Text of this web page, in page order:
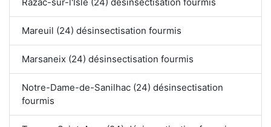
Mareuil (24) désinsectisation fourmis
Marsaneix (24) désinsectisation fourmis
Notre-Dame-de-Sanilhac (24) désinsectisation
fourmis